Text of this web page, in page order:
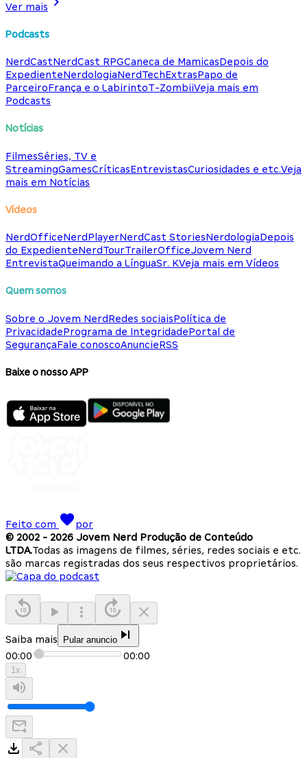
Ver mais
Podcasts
NerdCastNerdCast RPGCaneca de MamicasDepois do
ExpedienteNerdologiaNerdTechExtrasPapo de
ParceiroFrança e o LabirintoT-ZombiiVeja mais em
Podcasts
Notícias
FilmesSéries, TV e
StreamingGamesCríticasEntrevistasCuriosidades e etc.Veja
mais em Notícias
Vídeos
NerdOfficeNerdPlayerNerdCast StoriesNerdologiaDepois
do ExpedienteNerdTourTrailerOfficeJovem Nerd
EntrevistaQueimando a LínguaSr. KVeja mais em Vídeos
Quem somos
Sobre o Jovem NerdRedes sociaisPolítica de
PrivacidadePrograma de IntegridadePortal de
SegurançaFale conoscoAnuncieRSS
Baixe o nosso APP
Feito com
por
© 2002 - 2026 Jovem Nerd Produção de Conteúdo
LTDA.Todas as imagens de filmes, séries, redes sociais e etc.
são marcas registradas dos seus respectivos proprietários.
Saiba mais Pular anuncio
00:00 00:00
1x